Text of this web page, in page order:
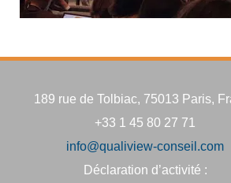
189 rue de Tolbiac, 75013 Paris,
+33 1 45 80 27 71
info@qualiview-conseil.com
Déclaration d’activité :